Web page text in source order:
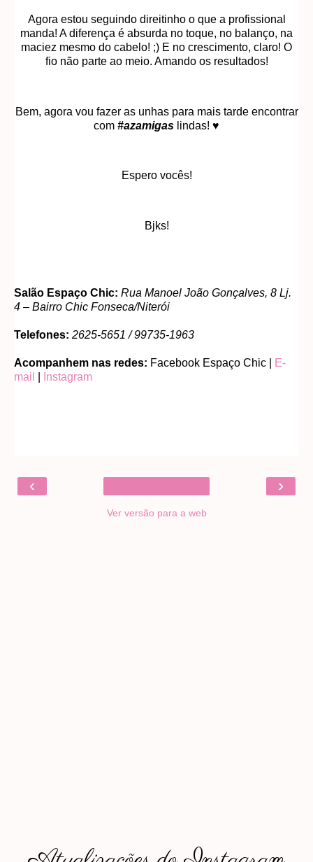
Agora estou seguindo direitinho o que a profissional
manda! A diferença é absurda no toque, no balanço, na
maciez mesmo do cabelo! ;) E no crescimento, claro! O
fio não parte ao meio. Amando os resultados!
Bem, agora vou fazer as unhas para mais tarde encontrar
com #azamigas lindas! ♥
Espero vocês!
Bjks!
Salão Espaço Chic: Rua Manoel João Gonçalves, 8 Lj.
4 – Bairro Chic Fonseca/Niterói
Telefones: 2625-5651 / 99735-1963
Acompanhem nas redes: Facebook Espaço Chic |
E-
mail
Instagram
‹ ›
Ver versão para a web